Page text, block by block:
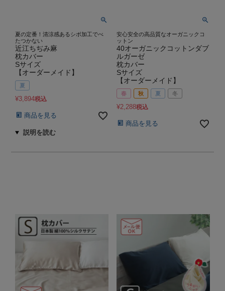
夏の定番！清涼感あるシボ加工でべ
たつかない
近江ちぢみ麻
枕カバー
Sサイズ
【オーダーメイド】
夏
¥3,894税込
商品を見る
安心安全の高品質なオーガニックコ
ットン
40オーガニックコットンダブ
ルガーゼ
枕カバー
Sサイズ
【オーダーメイド】
春 秋 夏 冬
¥2,288税込
商品を見る